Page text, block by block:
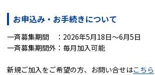
お申込み・お手続きについて
一斉募集期間 ：2026年5月18日～6月5日
一斉募集期間外：毎月加入可能
新規ご加入をご希望の方、お問い合せはこちら